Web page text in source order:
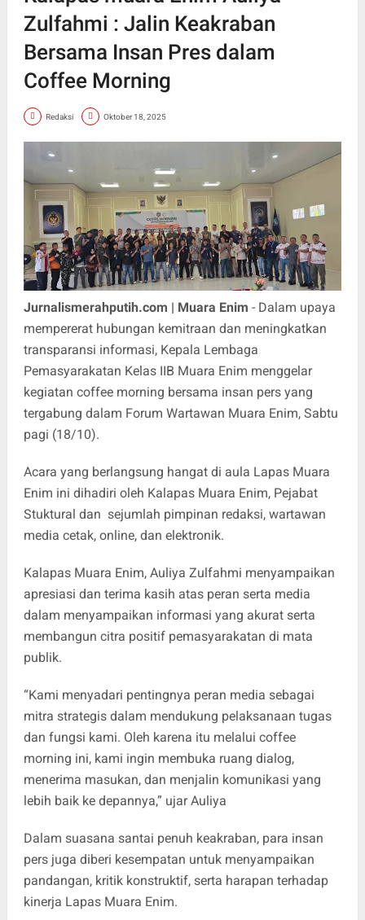
Zulfahmi : Jalin Keakraban
Bersama Insan Pres dalam
Coffee Morning
Redaksi Oktober 18, 2025
Jurnalismerahputih.com | Muara Enim - Dalam upaya
mempererat hubungan kemitraan dan meningkatkan
transparansi informasi, Kepala Lembaga
Pemasyarakatan Kelas IIB Muara Enim menggelar
kegiatan coffee morning bersama insan pers yang
tergabung dalam Forum Wartawan Muara Enim, Sabtu
pagi (18/10).
Acara yang berlangsung hangat di aula Lapas Muara
Enim ini dihadiri oleh Kalapas Muara Enim, Pejabat
Stuktural dan sejumlah pimpinan redaksi, wartawan
media cetak, online, dan elektronik.
Kalapas Muara Enim, Auliya Zulfahmi menyampaikan
apresiasi dan terima kasih atas peran serta media
dalam menyampaikan informasi yang akurat serta
membangun citra positif pemasyarakatan di mata
publik.
“Kami menyadari pentingnya peran media sebagai
mitra strategis dalam mendukung pelaksanaan tugas
dan fungsi kami. Oleh karena itu melalui coffee
morning ini, kami ingin membuka ruang dialog,
menerima masukan, dan menjalin komunikasi yang
lebih baik ke depannya,” ujar Auliya
Dalam suasana santai penuh keakraban, para insan
pers juga diberi kesempatan untuk menyampaikan
pandangan, kritik konstruktif, serta harapan terhadap
kinerja Lapas Muara Enim.